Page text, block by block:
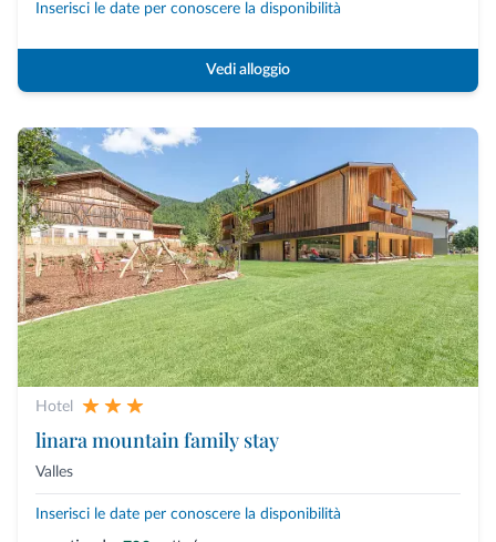
Inserisci le date per conoscere la disponibilità
Vedi alloggio
Hotel
linara mountain family stay
Valles
Inserisci le date per conoscere la disponibilità